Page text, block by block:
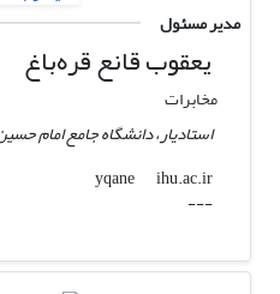
مدیر مسئول
یعقوب قانع قره‌باغ
مخابرات
استادیار، دانشگاه جامع امام
yqane
ihu.ac.ir
---